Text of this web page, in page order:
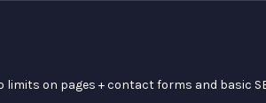
limits on pages + contact forms and basic